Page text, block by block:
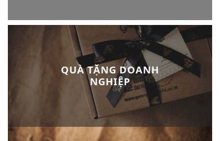
QUÀ TẶNG DOANH
NGHIỆP